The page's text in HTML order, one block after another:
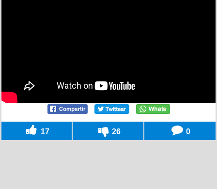
17 26 0